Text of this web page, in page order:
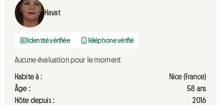
Hayat
Identité vérifiée Téléphone vérifié
Aucune évaluation pour le moment
Habite à :
Nice (France)
Âge :
58 ans
Hôte depuis :
2016